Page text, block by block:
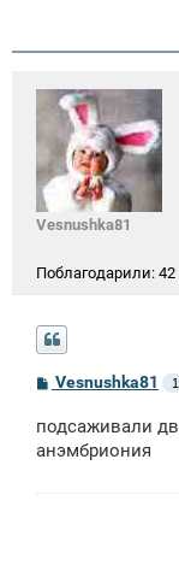
Vesnushka81
Поблагодарили: 42
С
б
щ
Vesnushka81
подсаживали
анэмбриония